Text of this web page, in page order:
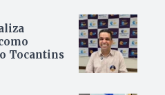
Tocantins